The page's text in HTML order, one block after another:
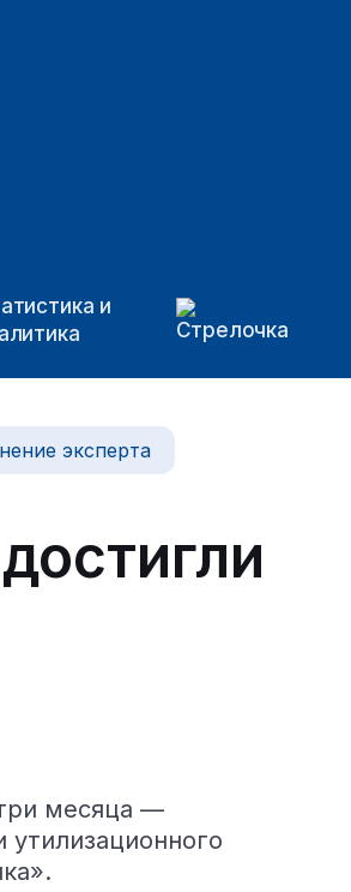
и
эксперта
месяца —